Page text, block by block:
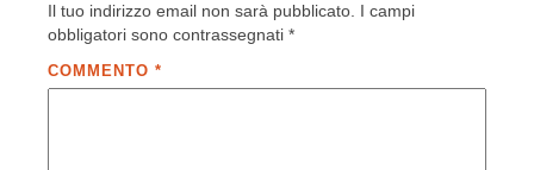
Il tuo indirizzo email non sarà pubblicato. I campi
obbligatori sono contrassegnati *
COMMENTO *